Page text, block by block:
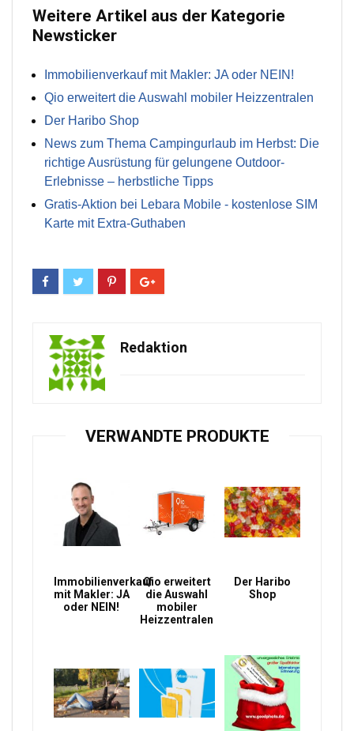
Weitere Artikel aus der Kategorie
Newsticker
Immobilienverkauf mit Makler: JA oder NEIN!
Qio erweitert die Auswahl mobiler Heizzentralen
Der Haribo Shop
News zum Thema Campingurlaub im Herbst: Die
richtige Ausrüstung für gelungene Outdoor-
Erlebnisse – herbstliche Tipps
Gratis-Aktion bei Lebara Mobile - kostenlose SIM
Karte mit Extra-Guthaben
Redaktion
VERWANDTE PRODUKTE
Immobilienverkauf
mit Makler: JA
oder NEIN!
Qio erweitert
die Auswahl
mobiler
Heizzentralen
Der Haribo
Shop